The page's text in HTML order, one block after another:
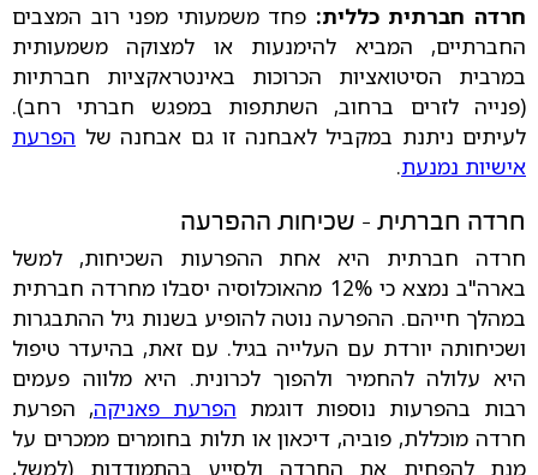
חרדה חברתית כללית: פחד משמעותי מפני רוב המצבים
החברתיים, המביא להימנעות או למצוקה משמעותית
במרבית הסיטואציות הכרוכות באינטראקציות חברתיות
(פנייה לזרים ברחוב, השתתפות במפגש חברתי רחב).
לעיתים ניתנת במקביל לאבחנה זו גם אבחנה של הפרעת
אישיות נמנעת.
חרדה חברתית - שכיחות ההפרעה
חרדה חברתית היא אחת ההפרעות השכיחות, למשל
בארה"ב נמצא כי 12% מהאוכלוסיה יסבלו מחרדה חברתית
במהלך חייהם. ההפרעה נוטה להופיע בשנות גיל ההתבגרות
ושכיחותה יורדת עם העלייה בגיל. עם זאת, בהיעדר טיפול
היא עלולה להחמיר ולהפוך לכרונית. היא מלווה פעמים
רבות בהפרעות נוספות דוגמת הפרעת פאניקה, הפרעת
חרדה מוכללת, פוביה, דיכאון או תלות בחומרים ממכרים על
מנת להפחית את החרדה ולסייע בהתמודדות (למשל,